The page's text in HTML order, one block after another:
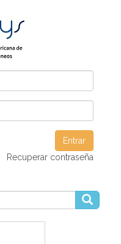
Entrar
Recuperar contraseña